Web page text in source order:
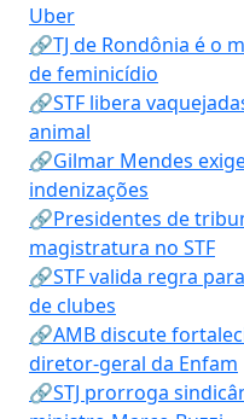
Uber
🔗TJ de Rondônia é o
de feminicídio
🔗STF libera
animal
🔗Gilmar Mendes
indenizações
🔗Presidentes de
magistratura no STF
🔗STF valida regra
de clubes
🔗AMB discute
diretor-geral da Enfam
🔗STJ prorroga